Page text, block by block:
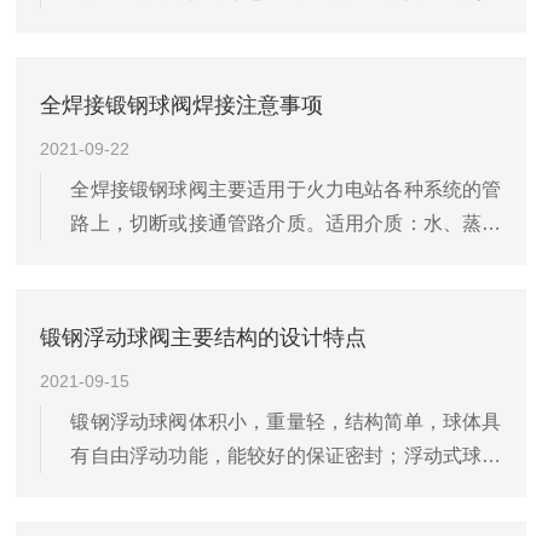
性能，特别是在关键设备，密封要求严格的工况，
全焊接锻钢球阀焊接注意事项
2021-09-22
全焊接锻钢球阀主要适用于火力电站各种系统的管
路上，切断或接通管路介质。适用介质：水、蒸气
密封越可靠。由于性能技术特性、工况的特殊使产
锻钢浮动球阀主要结构的设计特点
2021-09-15
锻钢浮动球阀体积小，重量轻，结构简单，球体具
有自由浮动功能，能较好的保证密封；浮动式球阀